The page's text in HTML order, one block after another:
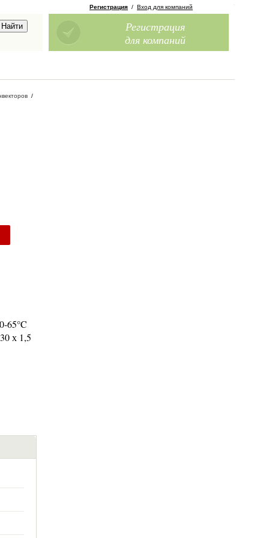
Регистрация / Вход для компаний
Регистрация
для компаний
/
65°C
х 1,5